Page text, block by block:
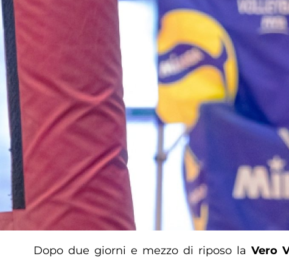
Dopo due giorni e mezzo di riposo laVero